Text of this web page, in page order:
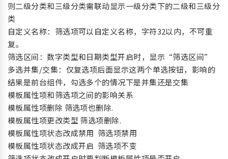
则二级分类和三级分类需联动显示一级分类下的二级和三级分
类
自定义名称：筛选项可以自定义名称，字符32以内，不可重
复。
筛选区间：数字类型和日期类型开启时，显示“筛选区间”
多选并集/交集：仅复选项后面显示这两个单选按钮，影响的
结果是前台组件，勾选多个的情况下是并集还是交集
模板属性项和筛选项之间的影响关系
模板属性项删除 筛选项也删除.
模板属性项更改类型 筛选项删除.
模板属性项状态改成禁用 筛选项禁用
模板属性项状态改成开启 筛选项不变